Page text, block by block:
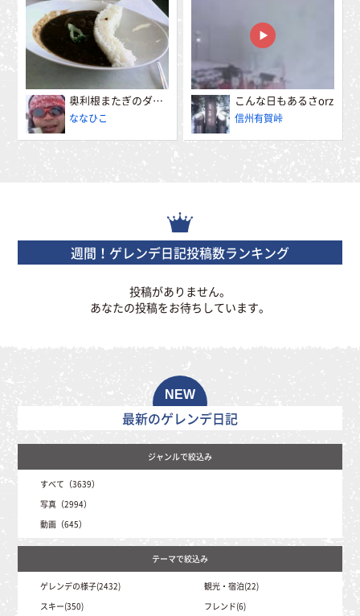
奥利根またぎのダムカレー
ななひこ
こんな日もあるさorz
信州有賀峠
週間！ゲレンデ日記投稿数ランキング
投稿がありません。
あなたの投稿をお待ちしています。
最新のゲレンデ日記
すべて（3639）
写真（2994）
動画（645）
ゲレンデの様子(2432)
スキー(350)
観光・宿泊(22)
フレンド(6)